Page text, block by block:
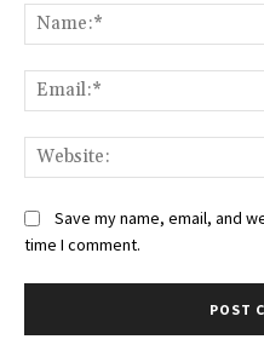
Save my name, email, and
time I comment.